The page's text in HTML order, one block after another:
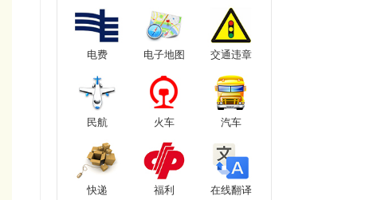
电费 电子地图 交通违章
民航 火车 汽车
快递 福利 在线翻译